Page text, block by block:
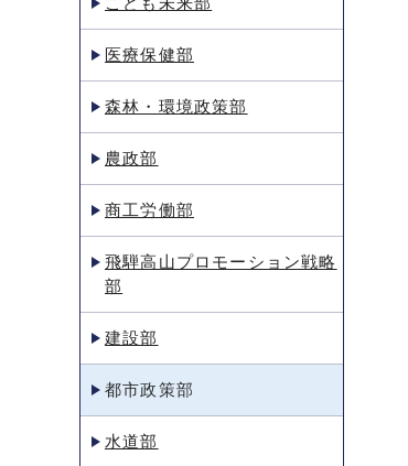
医療保健部
森林・環境政策部
農政部
商工労働部
飛騨高山プロモーション戦略
部
建設部
都市政策部
水道部